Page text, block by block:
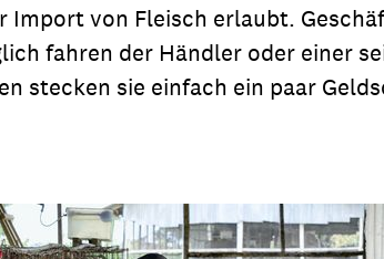
von Fleisch erlaubt.
fahren der Händler oder einer
stecken sie einfach ein paar